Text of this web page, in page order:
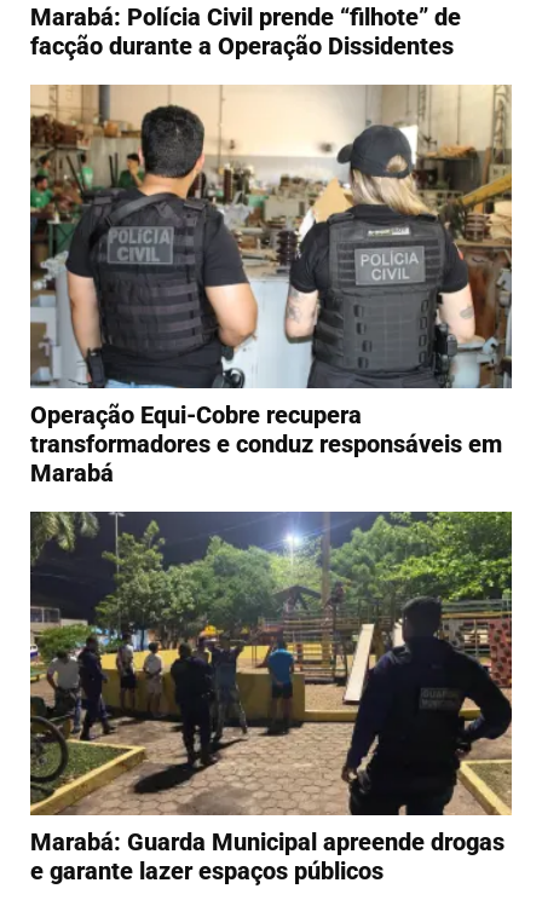
Marabá: Polícia Civil prende “filhote” de
facção durante a Operação Dissidentes
Operação Equi-Cobre recupera
transformadores e conduz responsáveis em
Marabá
Marabá: Guarda Municipal apreende drogas
e garante lazer espaços públicos